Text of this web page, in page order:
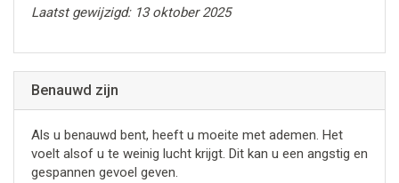
Laatst gewijzigd: 13 oktober 2025
Benauwd zijn
Als u benauwd bent, heeft u moeite met ademen. Het
voelt alsof u te weinig lucht krijgt. Dit kan u een angstig en
gespannen gevoel geven.